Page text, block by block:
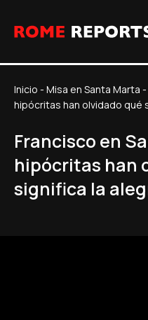
Inicio - Misa en Santa Marta -
hipócritas han olvidado qué
Francisco en
hipócritas han
significa la